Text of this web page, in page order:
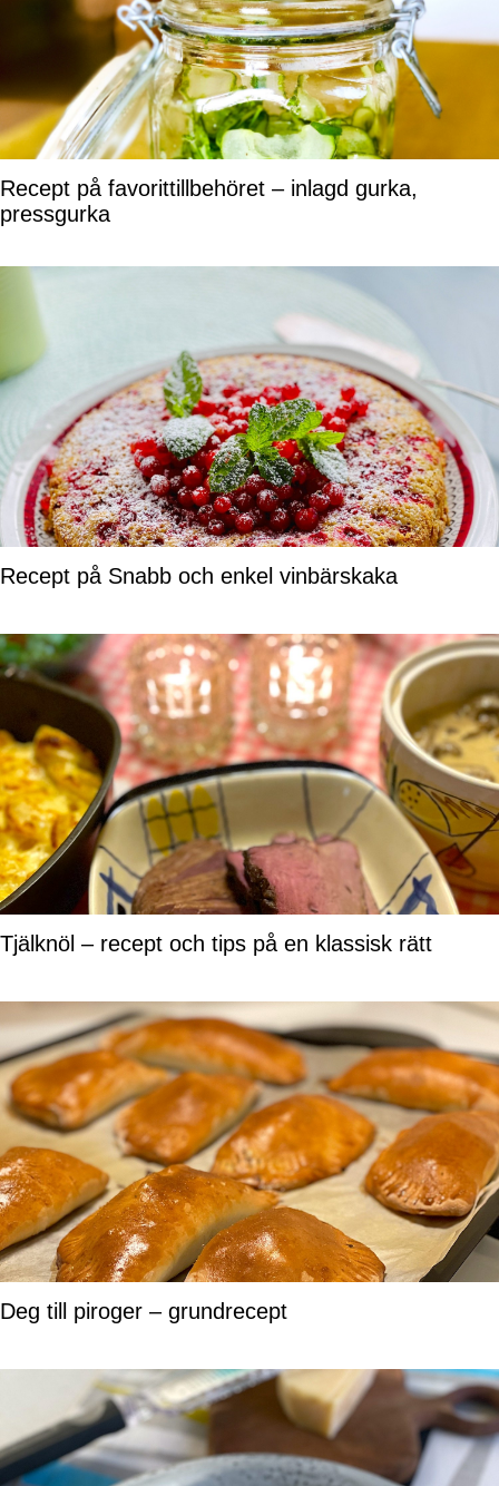
Recept på favorittillbehöret – inlagd gurka,
pressgurka
Recept på Snabb och enkel vinbärskaka
Tjälknöl – recept och tips på en klassisk rätt
Deg till piroger – grundrecept